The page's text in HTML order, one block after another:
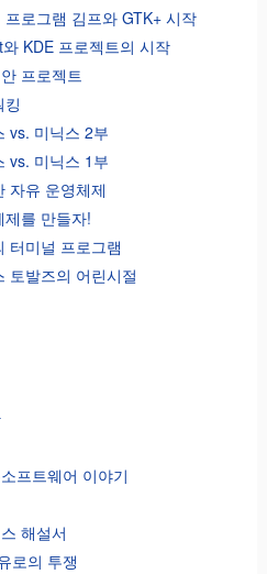
로그램 김프와 GTK+ 시작
KDE 프로젝트의 시작
프로젝트
vs. 미닉스 2부
vs. 미닉스 1부
자유 운영체제
를 만들자!
터미널 프로그램
토발즈의 어린시절
프트웨어 이야기
해설서
로의 투쟁